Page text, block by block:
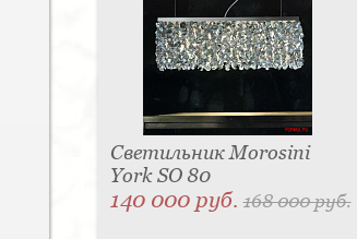
Светильник Morosini
York SO 80
140 000 руб.168 000 руб.